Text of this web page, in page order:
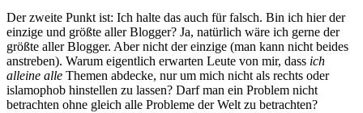
Der zweite Punkt ist: Ich halte das auch für falsch. Bin ich hier der
einzige und größte aller Blogger? Ja, natürlich wäre ich gerne der
größte aller Blogger. Aber nicht der einzige (man kann nicht beides
anstreben). Warum eigentlich erwarten Leute von mir, dass ich
alleine alle Themen abdecke, nur um mich nicht als rechts oder
islamophob hinstellen zu lassen? Darf man ein Problem nicht
betrachten ohne gleich alle Probleme der Welt zu betrachten?